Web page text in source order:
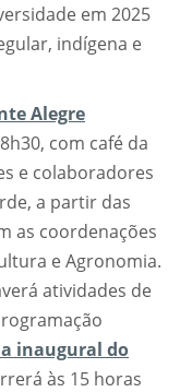
em 2025
indígena e
Alegre
com café da
e colaboradores
a partir das
as coordenações
e Agronomia.
atividades de
inaugural do
às 15 horas